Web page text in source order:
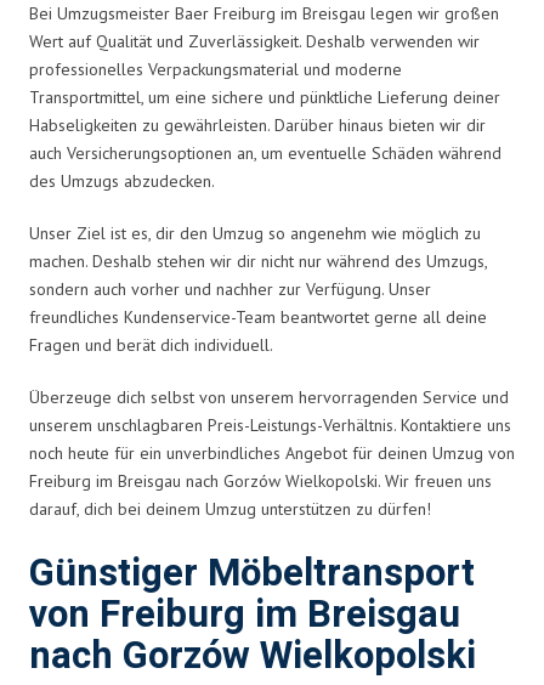
Bei Umzugsmeister Baer Freiburg im Breisgau legen wir großen
Wert auf Qualität und Zuverlässigkeit. Deshalb verwenden wir
professionelles Verpackungsmaterial und moderne
Transportmittel, um eine sichere und pünktliche Lieferung deiner
Habseligkeiten zu gewährleisten. Darüber hinaus bieten wir dir
auch Versicherungsoptionen an, um eventuelle Schäden während
des Umzugs abzudecken.
Unser Ziel ist es, dir den Umzug so angenehm wie möglich zu
machen. Deshalb stehen wir dir nicht nur während des Umzugs,
sondern auch vorher und nachher zur Verfügung. Unser
freundliches Kundenservice-Team beantwortet gerne all deine
Fragen und berät dich individuell.
Überzeuge dich selbst von unserem hervorragenden Service und
unserem unschlagbaren Preis-Leistungs-Verhältnis. Kontaktiere uns
noch heute für ein unverbindliches Angebot für deinen Umzug von
Freiburg im Breisgau nach Gorzów Wielkopolski. Wir freuen uns
darauf, dich bei deinem Umzug unterstützen zu dürfen!
Günstiger Möbeltransport
von Freiburg im Breisgau
nach Gorzów Wielkopolski